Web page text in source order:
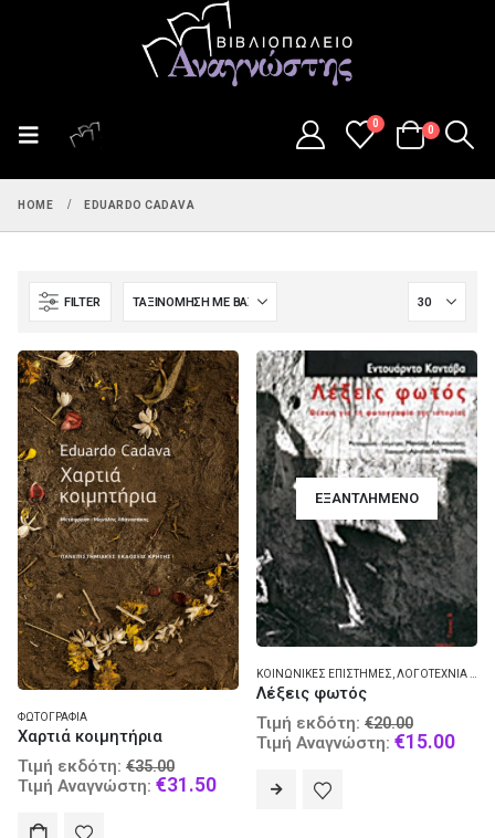
0
0
HOME EDUARDO CADAVA
FILTER
ΦΩΤΟΓΡΑΦΊΑ
Χαρτιά κοιμητήρια
Τιμή εκδότη: €35.00
price
Τιμή Αναγνώστη: €31.50Current
ΕΞΑΝΤΛΗΜΈΝΟ
ΚΟΙΝΩΝΙΚΈΣ ΕΠΙΣΤΉΜΕΣ ΛΟΓΟΤΕΧΝΊΑ - ΕΡΜΗΝΕΊΑ ΚΑΙ ΚΡΙΤΙΚΉ
Λέξεις φωτός
Τιμή εκδότη: €20.00
price
Τιμή Αναγνώστη: €15.00